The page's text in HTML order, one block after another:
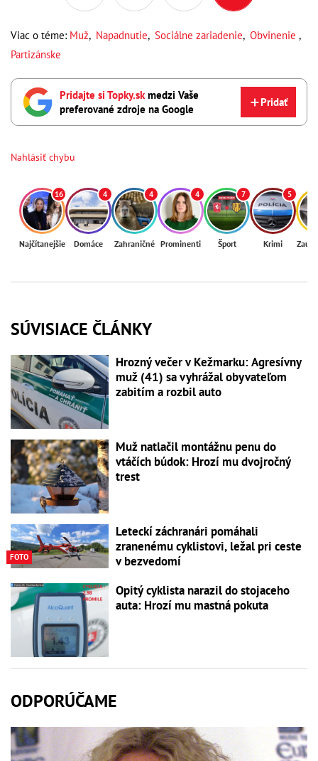
Viac o téme: Muž, Napadnutie, Sociálne zariadenie, Obvinenie ,
Partizánske
Pridajte si Topky.sk medzi Vaše
preferované zdroje na Google
Pridať
Nahlásiť chybu
16
Najčítanejšie
4
Domáce
4
Zahraničné
4
Prominenti
7
Šport
5
Krimi
SÚVISIACE ČLÁNKY
Hrozný večer v Kežmarku: Agresívny
muž (41) sa vyhrážal obyvateľom
zabitím a rozbil auto
Muž natlačil montážnu penu do
vtáčích búdok: Hrozí mu dvojročný
trest
FOTO
Leteckí záchranári pomáhali
zranenému cyklistovi, ležal pri ceste
v bezvedomí
Opitý cyklista narazil do stojaceho
auta: Hrozí mu mastná pokuta
ODPORÚČAME